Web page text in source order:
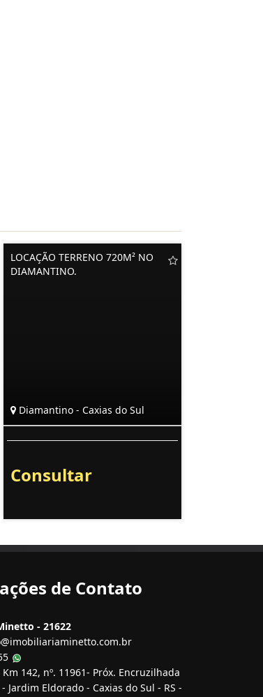
LOCAÇÃO TERRENO 720M² NO
DIAMANTINO.
Diamantino - Caxias do Sul
Consultar
de Contato
- 21622
Km 142, nº. 11961- Próx. Encruzilhada
Jardim Eldorado - Caxias do Sul - RS -